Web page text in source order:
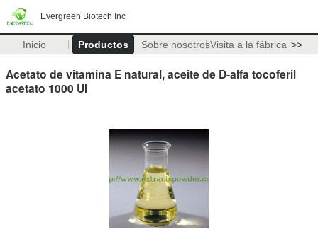
Evergreen Biotech Inc
Inicio Productos Sobre nosotrosVisita a la fábrica >>
Acetato de vitamina E natural, aceite de D-alfa tocoferil
acetato 1000 UI